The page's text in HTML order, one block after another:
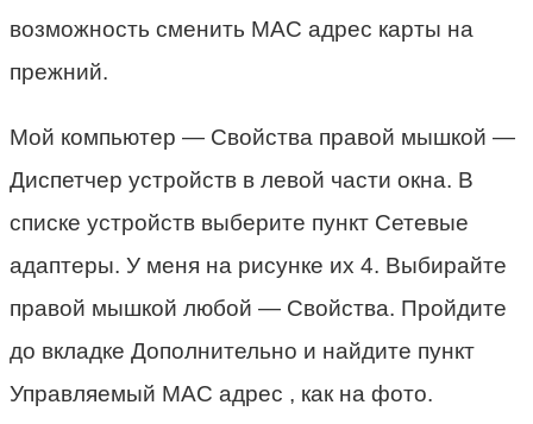
возможность сменить MAC адрес карты на
прежний.
Мой компьютер — Свойства правой мышкой —
Диспетчер устройств в левой части окна. В
списке устройств выберите пункт Сетевые
адаптеры. У меня на рисунке их 4. Выбирайте
правой мышкой любой — Свойства. Пройдите
до вкладке Дополнительно и найдите пункт
Управляемый MAC адрес , как на фото.